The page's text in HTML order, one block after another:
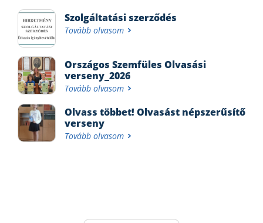
Szolgáltatási szerződés
Tovább olvasom
Országos Szemfüles Olvasási
verseny_2026
Tovább olvasom
Olvass többet! Olvasást népszerűsítő
verseny
Tovább olvasom